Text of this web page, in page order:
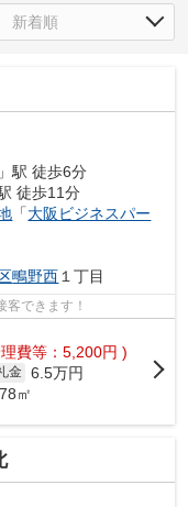
」駅 徒歩6分
徒歩11分
「大阪ビジネスパー
鴫野西 １丁目
できます！
費等：5,200円 )
金 6.5万円
㎡